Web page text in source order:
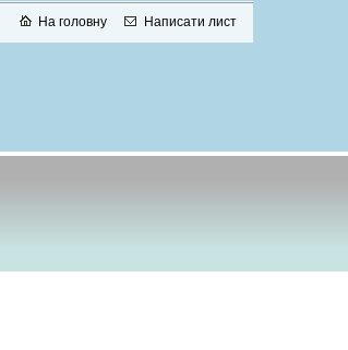
На головну Написати лист